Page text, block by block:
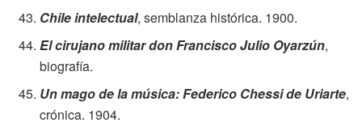
Chile intelectual, semblanza histórica. 1900.
El cirujano militar don Francisco Julio Oyarzún,
biografía.
Un mago de la música: Federico Chessi de Uriarte,
crónica. 1904.